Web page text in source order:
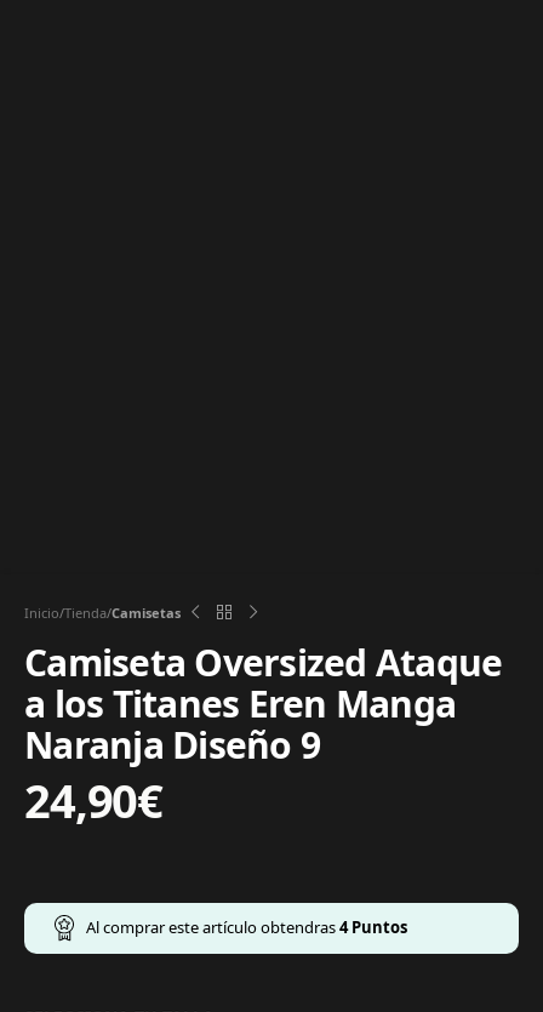
Inicio Tienda Camisetas
Camiseta Oversized Ataque
a los Titanes Eren Manga
Naranja Diseño 9
24,90€
Al comprar este artículo obtendras4Puntos